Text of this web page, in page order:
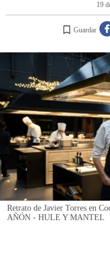
19
Guardar
Retrato de Javier Torres en
AÑÓN - HULE Y MANTEL